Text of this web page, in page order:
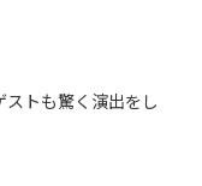
トも驚く演出をし